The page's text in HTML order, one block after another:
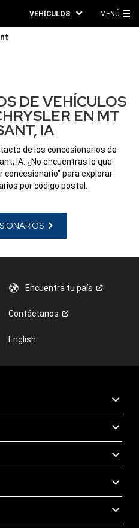
VEHÍCULOS MENÚ
DE VEHÍCULOS
EN MT
IA
de los concesionarios de
IA. ¿No encuentras lo que
concesionario" para explorar
por código postal.
Encuentra tupaís
Contáctanos
English